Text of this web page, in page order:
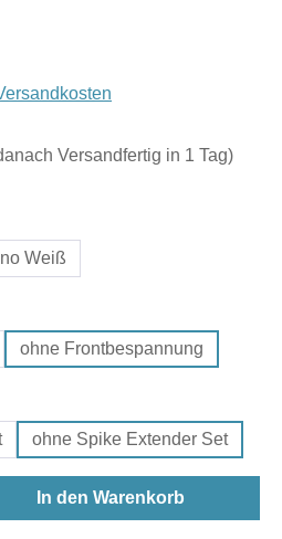
Versandfertig in 1 Tag)
Weiß
ohne Frontbespannung
ohne Spike Extender Set
In den Warenkorb